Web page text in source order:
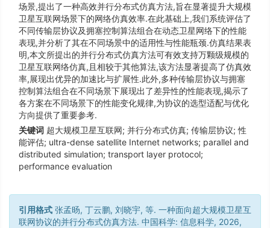
场景,提出了一种高效并行分布式仿真方法,旨在显著提升大规模
卫星互联网场景下的网络仿真效率.在此基础上,我们系统评估了
不同传输层协议及拥塞控制算法组合在动态卫星网络下的性能
表现,并分析了其在不同场景中的适用性与性能瓶颈.仿真结果表
明,本文所提出的并行分布式仿真方法可有效支持万颗级规模的
卫星互联网络仿真,且相较于其他算法,该方法显著提高了仿真效
率,展现出优异的加速比与扩展性.此外,多种传输层协议与拥塞
控制算法组合在不同场景下展现出了差异性的性能表现,揭示了
各方案在不同场景下的性能变化规律,为协议的选型适配与优化
方向提供了重要参考.
关键词 超大规模卫星互联网; 并行分布式仿真; 传输层协议; 性
能评估; ultra-dense satellite Internet networks; parallel and
distributed simulation; transport layer protocol;
performance evaluation
引用格式 张孟旸, 丁云鹏, 刘晓宇, 等. 一种面向超大规模卫星互
联网协议的并行分布式仿真方法. 中国科学: 信息科学, 2026,